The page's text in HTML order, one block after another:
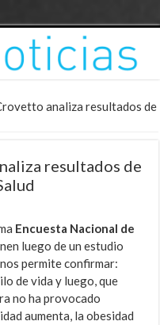
analiza resultados de
resultados de
Encuesta Nacional de
luego de un estudio
permite confirmar:
de vida y luego, que
no ha provocado
aumenta, la obesidad